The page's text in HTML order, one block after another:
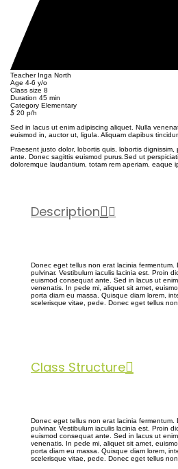
TeacherInga North
Age 4-6 y/o
Class size 8
Duration 45 min
Category Elementary
$ 20 p/h
Sed in lacus ut enim adipiscing aliquet. Nulla
euismod in, auctor ut, ligula. Aliquam dapibus
Praesent justo dolor, lobortis quis, lobortis dignissim,
ante. Donec sagittis euismod purus.Sed ut
doloremque laudantium, totam rem aperiam, eaque
Description
Donec eget tellus non erat lacinia fermentum.
pulvinar. Vestibulum iaculis lacinia est. Proin
euismod consequat ante. Sed in lacus ut
venenatis. In pede mi, aliquet sit amet,
porta diam eu massa. Quisque diam lorem,
scelerisque vitae, pede. Donec eget tellus
Class Structure
Donec eget tellus non erat lacinia fermentum.
pulvinar. Vestibulum iaculis lacinia est. Proin
euismod consequat ante. Sed in lacus ut
venenatis. In pede mi, aliquet sit amet,
porta diam eu massa. Quisque diam lorem,
scelerisque vitae, pede. Donec eget tellus